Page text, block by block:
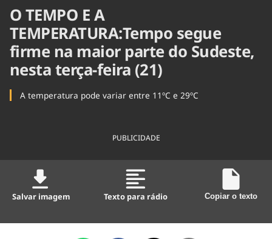
O TEMPO E A
TEMPERATURA:Tempo segue
firme na maior parte do Sudeste,
nesta terça-feira (21)
A temperatura pode variar entre 11ºC e 29ºC
PUBLICIDADE
Salvar imagem Texto para rádio Copiar o texto